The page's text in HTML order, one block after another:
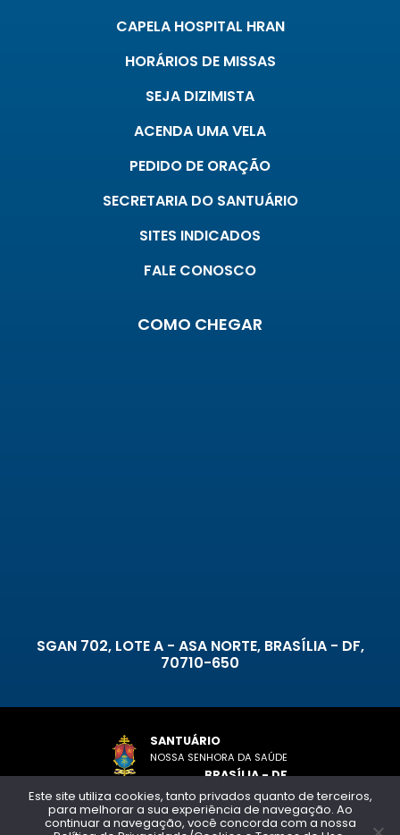
CAPELA HOSPITAL HRAN
HORÁRIOS DE MISSAS
SEJA DIZIMISTA
ACENDA UMA VELA
PEDIDO DE ORAÇÃO
SECRETARIA DO SANTUÁRIO
SITES INDICADOS
FALE CONOSCO
COMO CHEGAR
SGAN 702, LOTE A - ASA NORTE, BRASÍLIA - DF,
70710-650
SANTUÁRIO
NOSSA SENHORA DA SAÚDE
BRASÍLIA - DF
Copyright © 2026 - Todos os direitos reservados
Política de privacidade e termos de uso
Este site utiliza cookies, tanto privados quanto de terceiros,
para melhorar a sua experiência de navegação. Ao
continuar a navegação, você concorda com a nossa